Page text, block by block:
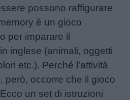
possono raffigurare
è un gioco
per imparare il
inglese (animali, oggetti
etc.). Perché l’attività
però, occorre che il gioco
un set di istruzioni